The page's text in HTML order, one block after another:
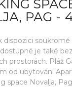
PAG -
dispozici soukromé
je také
prostorách. Pláž
od ubytování
space Novalja,